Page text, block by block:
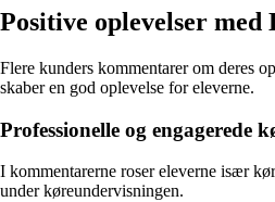
Positive oplevelser med
Flere kunders kommentarer om deres
skaber en god oplevelse for eleverne.
Professionelle og engagerede
I kommentarerne roser eleverne især
under køreundervisningen.